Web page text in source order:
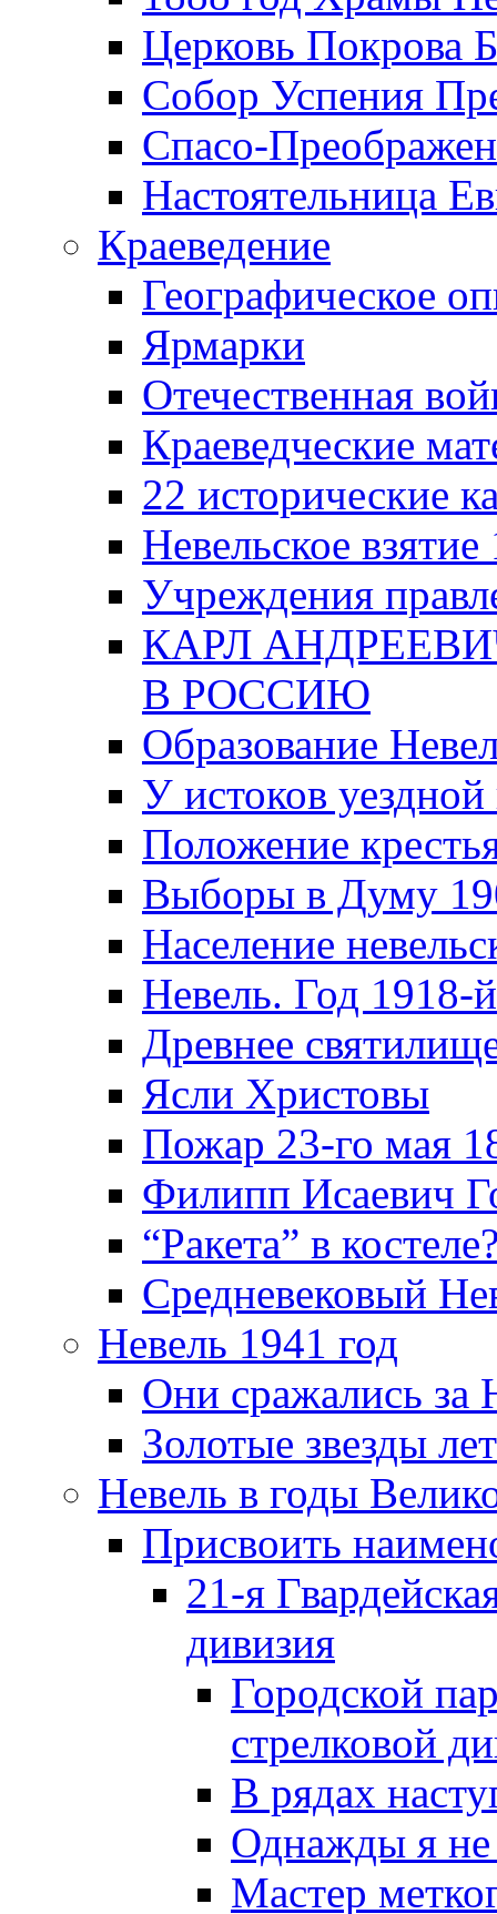
Церковь Покрова
Собор Успения
Спасо-
Настоятельница
Краеведение
Географическое
Ярмарки
Отечественная
Краеведческие
22 исторические
Невельское
Учреждения
КАРЛ
В РОССИЮ
Образование
У истоков
Положение
Выборы в Думу
Население
Невель. Год 1918-
Древнее
Ясли Христовы
Пожар 23-го мая
Филипп Исаевич
“Ракета” в
Средневековый
Невель 1941 год
Они сражались за
Золотые звезды
Невель в годы
Присвоить
21-я
дивизия
Городской
стрелковой
В рядах
Однажды я
Мастер